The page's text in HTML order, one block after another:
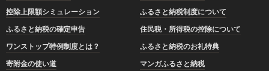
控除上限額シミュレーション
ふるさと納税制度について
ふるさと納税の確定申告
住民税・所得税の控除について
ワンストップ特例制度とは？
ふるさと納税のお礼特典
寄附金の使い道
マンガふるさと納税